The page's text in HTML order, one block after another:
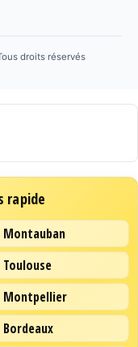
droits réservés
rapide
Montpellier